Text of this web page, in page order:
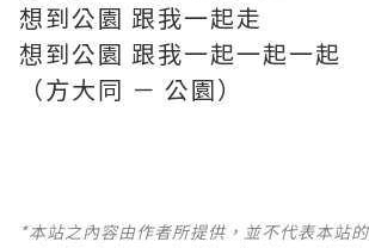
想到公園 跟我一起走
想到公園 跟我一起一起一起
（方大同 － 公園）
*本站之內容由作者所提供，並不代表本站